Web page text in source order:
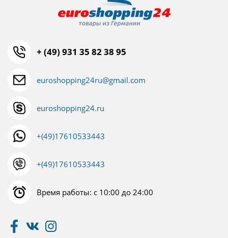
+ (49) 931 35 82 38 95
euroshopping24ru@gmail.com
euroshopping24.ru
+(49)17610533443
+(49)17610533443
Время работы: с 10:00 до 24:00